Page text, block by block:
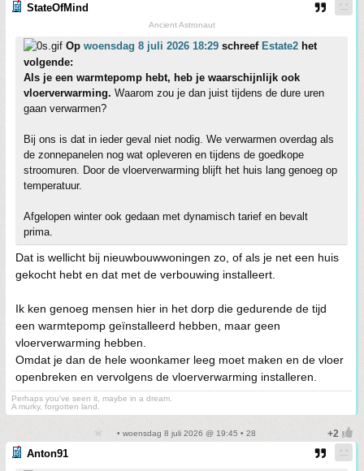
StateOfMind
Ancient Astronaut
Op woensdag 8 juli 2026 18:29 schreef Estate2 het
volgende:
Als je een warmtepomp hebt, heb je waarschijnlijk ook
vloerverwarming. Waarom zou je dan juist tijdens de dure uren
gaan verwarmen?
Bij ons is dat in ieder geval niet nodig. We verwarmen overdag als
de zonnepanelen nog wat opleveren en tijdens de goedkope
stroomuren. Door de vloerverwarming blijft het huis lang genoeg op
temperatuur.
Afgelopen winter ook gedaan met dynamisch tarief en bevalt
prima.
Dat is wellicht bij nieuwbouwwoningen zo, of als je net een huis
gekocht hebt en dat met de verbouwing installeert.
Ik ken genoeg mensen hier in het dorp die gedurende de tijd
een warmtepomp geïnstalleerd hebben, maar geen
vloerverwarming hebben.
Omdat je dan de hele woonkamer leeg moet maken en de vloer
openbreken en vervolgens de vloerverwarming installeren.
Perhaps you've seen it, maybe in a dream.
A murky, forgotten land.
• woensdag 8 juli 2026 @ 19:45 • 28
Anton91